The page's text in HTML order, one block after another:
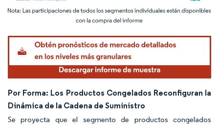
Imagen © Mordor Intelligence. El uso requiere atribución según CC BY 4.0.
Por Forma: Los Productos Congelados Reconfiguran la
Dinámica de la Cadena de Suministro
Se proyecta que el segmento de productos congelados